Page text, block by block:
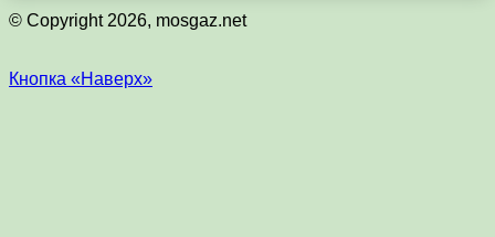
© Copyright 2026, mosgaz.net
Кнопка «Наверх»